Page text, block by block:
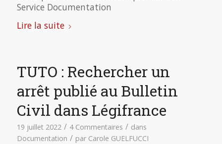
Service Documentation
Lire la suite
TUTO : Rechercher un
arrêt publié au Bulletin
Civil dans Légifrance
19 juillet 2022 / 4 Commentaires / dans
Documentation / par Carole GUELFUCCI